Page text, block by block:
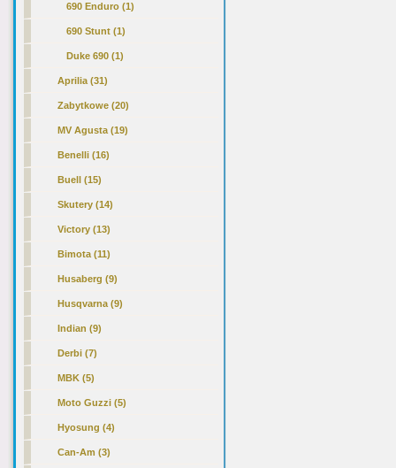
690 Enduro (1)
690 Stunt (1)
Duke 690 (1)
Aprilia (31)
Zabytkowe (20)
MV Agusta (19)
Benelli (16)
Buell (15)
Skutery (14)
Victory (13)
Bimota (11)
Husaberg (9)
Husqvarna (9)
Indian (9)
Derbi (7)
MBK (5)
Moto Guzzi (5)
Hyosung (4)
Can-Am (3)